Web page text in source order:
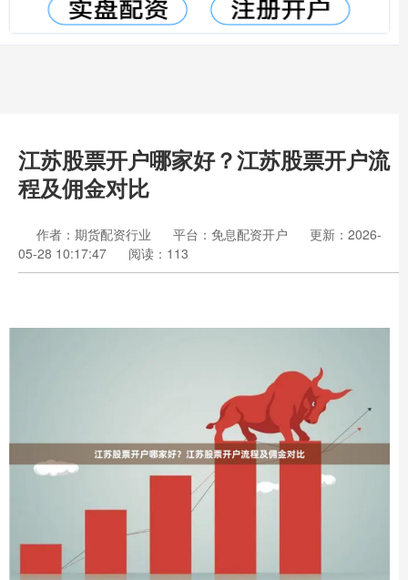
江苏股票开户哪家好？江苏股票开户流
程及佣金对比
作者：期货配资行业 平台：免息配资开户
更新：2026-
05-28 10:17:47
阅读：113